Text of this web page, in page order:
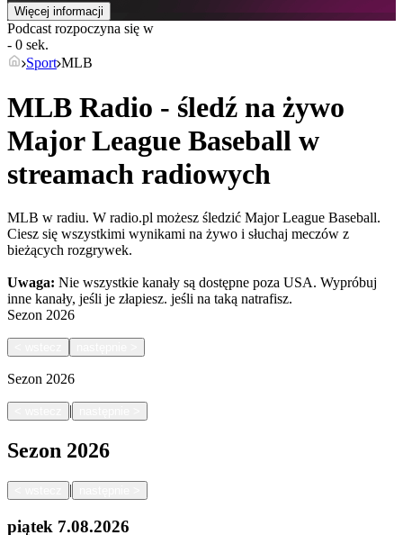
Więcej informacji
Podcast rozpoczyna się w
- 0 sek.
Sport MLB
MLB Radio - śledź na żywo
Major League Baseball w
streamach radiowych
MLB w radiu. W radio.pl możesz śledzić Major League Baseball.
Ciesz się wszystkimi wynikami na żywo i słuchaj meczów z
bieżących rozgrywek.
Uwaga: Nie wszystkie kanały są dostępne poza USA. Wypróbuj
inne kanały, jeśli je złapiesz. jeśli na taką natrafisz.
Sezon 2026
Sezon 2026
|
Sezon 2026
|
piątek 7.08.2026